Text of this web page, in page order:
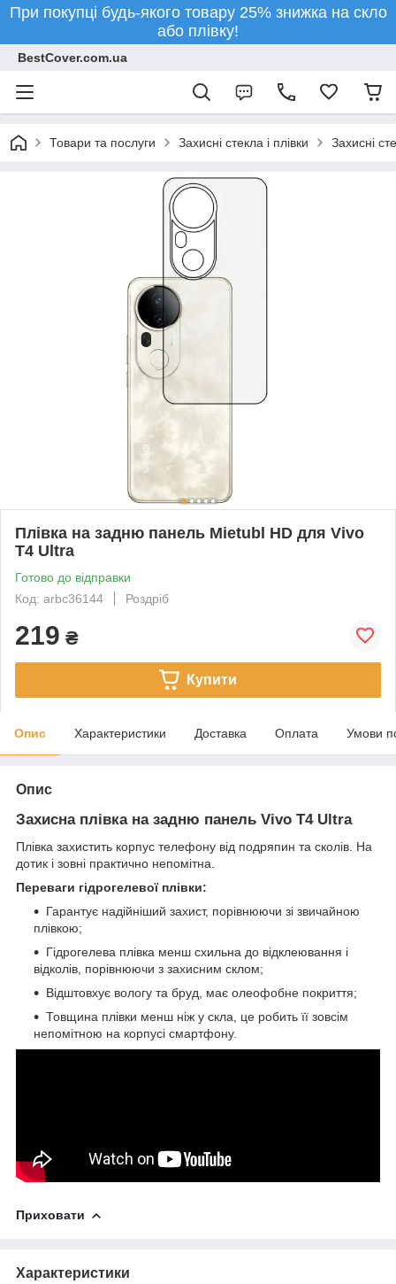
При покупці будь-якого товару 25% знижка на скло
або плівку!
BestCover.com.ua
Товари та послуги Захисні стекла і плівки Захисні
Плівка на задню панель Mietubl HD для Vivo
T4 Ultra
Готово до відправки
Код: arbc36144
Роздріб
219 ₴
Купити
Опис Характеристики Доставка Оплата Умови
Опис
Захисна плівка на задню панель Vivo T4 Ultra
Плівка захистить корпус телефону від подряпин та сколів. На
дотик і зовні практично непомітна.
Переваги гідрогелевої плівки:
Гарантує надійніший захист, порівнюючи зі звичайною
плівкою;
Гідрогелева плівка менш схильна до відклеювання і
відколів, порівнюючи з захисним склом;
Відштовхує вологу та бруд, має олеофобне покриття;
Товщина плівки менш ніж у скла, це робить її зовсім
непомітною на корпусі смартфону.
Приховати
Характеристики